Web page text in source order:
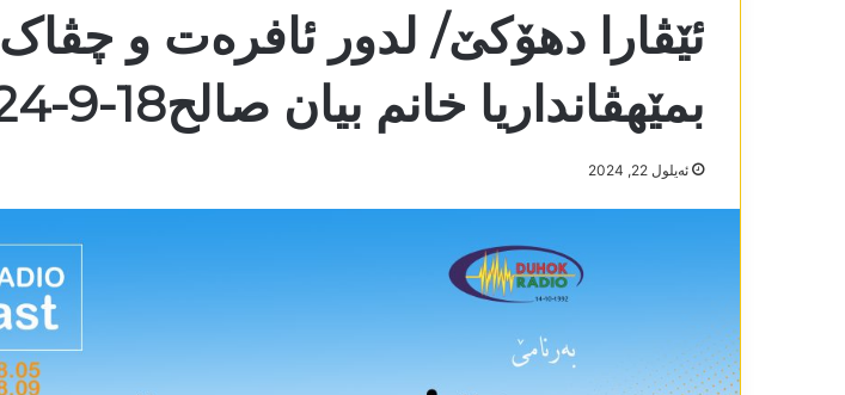
ئێڤارا دھۆکێ/ لدور ئافرەت و چڤاک
بمێھڤانداریا خانم بیان صالح18-9-2024
ئه‌یلول 22, 2024